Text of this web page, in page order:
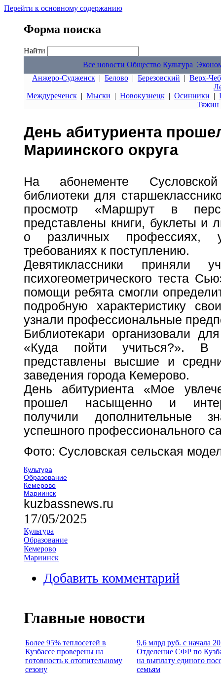
Перейти к основному содержанию
Форма поиска
Найти
Все новости Общество Культура
Анжеро-Судженск | Белово | Березовский | Верх-
Междуреченск| Мыски | Новокузнецк| Осинники |
Тяжин
День абитуриента
Мариинского округа
На абонементе
библиотеки для
просмотр «Маршрут в
представлены книги, буклеты и
о различных профессиях,
требованиях к поступлению.
Девятиклассники приняли
психогеометрического теста
помощи ребята смогли
подробную характеристику
узнали профессиональные
Библиотекари организовали
«Куда пойти учиться?». В
представлены высшие и
заведения города Кемерово.
День абитуриента «Мое
прошел насыщенно и
получили дополнительные
успешного профессионального
Фото: Сусловская сельская
Культура
Образование
Кемерово
Мариинск
kuzbassnews.ru
17/05/2025
Культура
Образование
Кемерово
Мариинск
Добавить комментарий
Главные новости
Более 95% теплосетей в
Кузбассе проверены на
готовность к отопительному
сезону
9,6 млрд руб. с начала
Отделение СФР по
на выплату единого
семьям